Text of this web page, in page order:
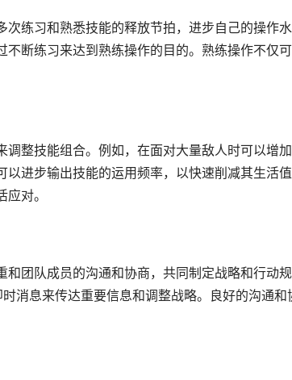
练习和熟悉技能的释放节拍，进步自己的操作水
断练习来达到熟练操作的目的。熟练操作不仅
整技能组合。例如，在面对大量敌人时可以增
进步输出技能的运用频率，以快速削减其生活值
对。
团队成员的沟通和协商，共同制定战略和行动规
消息来传达重要信息和调整战略。良好的沟通和